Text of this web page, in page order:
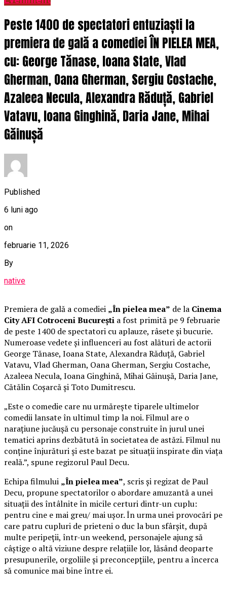
Peste 1400 de spectatori entuziaști la
premiera de gală a comediei ÎN PIELEA MEA,
cu: George Tănase, Ioana State, Vlad
Gherman, Oana Gherman, Sergiu Costache,
Azaleea Necula, Alexandra Răduță, Gabriel
Vatavu, Ioana Ginghină, Daria Jane, Mihai
Găinușă
Published
6 luni ago
on
februarie 11, 2026
By
native
Premiera de gală a comediei „În pielea mea” de la Cinema
City AFI Cotroceni București a fost primită pe 9 februarie
de peste 1400 de spectatori cu aplauze, râsete și bucurie.
Numeroase vedete și influenceri au fost alături de actorii
George Tănase, Ioana State, Alexandra Răduță, Gabriel
Vatavu, Vlad Gherman, Oana Gherman, Sergiu Costache,
Azaleea Necula, Ioana Ginghină, Mihai Găinușă, Daria Jane,
Cătălin Coșarcă și Toto Dumitrescu.
„Este o comedie care nu urmărește tiparele ultimelor
comedii lansate în ultimul timp la noi. Filmul are o
narațiune jucăușă cu personaje construite în jurul unei
tematici aprins dezbătută în societatea de astăzi. Filmul nu
conține înjurături și este bazat pe situații inspirate din viața
reală.”, spune regizorul Paul Decu.
Echipa filmului „În pielea mea”, scris și regizat de Paul
Decu, propune spectatorilor o abordare amuzantă a unei
situații des întâlnite în micile certuri dintr-un cuplu:
pentru cine e mai greu/ mai ușor. În urma unei provocări pe
care patru cupluri de prieteni o duc la bun sfârșit, după
multe peripeții, într-un weekend, personajele ajung să
câștige o altă viziune despre relațiile lor, lăsând deoparte
presupunerile, orgoliile și preconcepțiile, pentru a încerca
să comunice mai bine între ei.